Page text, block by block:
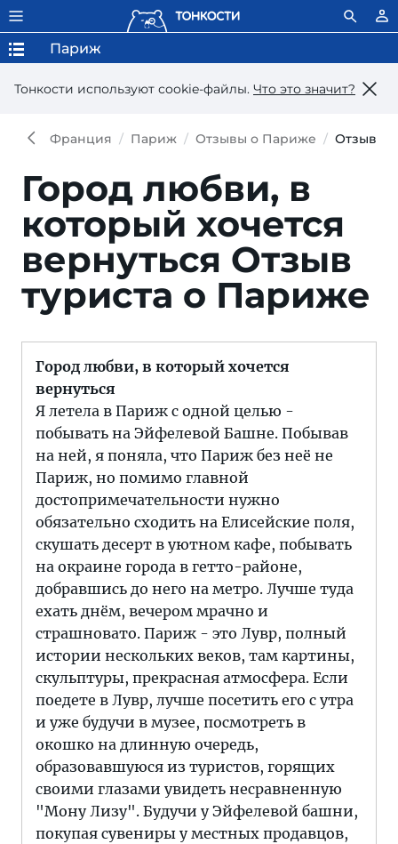
Тонкости используют сookie-файлы. Что это значит?
Париж
Франция Париж Отзывы о Париже Отзыв
Город любви, в
который хочется
вернуться Отзыв
туриста о Париже
Город любви, в который хочется
вернуться
Я летела в Париж с одной целью -
побывать на Эйфелевой Башне. Побывав
на ней, я поняла, что Париж без неё не
Париж, но помимо главной
достопримечательности нужно
обязательно сходить на Елисейские поля,
скушать десерт в уютном кафе, побывать
на окраине города в гетто-районе,
добравшись до него на метро. Лучше туда
ехать днём, вечером мрачно и
страшновато. Париж - это Лувр, полный
истории нескольких веков, там картины,
скульптуры, прекрасная атмосфера. Если
поедете в Лувр, лучше посетить его с утра
и уже будучи в музее, посмотреть в
окошко на длинную очередь,
образовавшуюся из туристов, горящих
своими глазами увидеть несравненную
"Мону Лизу". Будучи у Эйфелевой башни,
покупая сувениры у местных продавцов,